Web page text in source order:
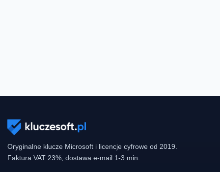
Oryginalne klucze Microsoft i licencje cyfrowe od 2019.
Faktura VAT 23%, dostawa e-mail 1-3 min.